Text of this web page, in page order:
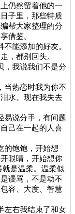
仍然留着他的一
子里，那些特质
帮大家整理的分
借鉴。
能添加的好友。
，都别回头。
，我说我们不是分
当热恋时我为你不
水。现在我失去
易说分手，有问题
己在一起的人喜
的饱饱，开始想
眼睛，开始想你
就是温柔。温柔似
谩骂，不是动不
容、大度、智慧
左右我结束了和女